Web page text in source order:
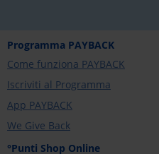
Programma PAYBACK
Come funziona PAYBACK
Iscriviti al Programma
App PAYBACK
We Give Back
°Punti Shop Online